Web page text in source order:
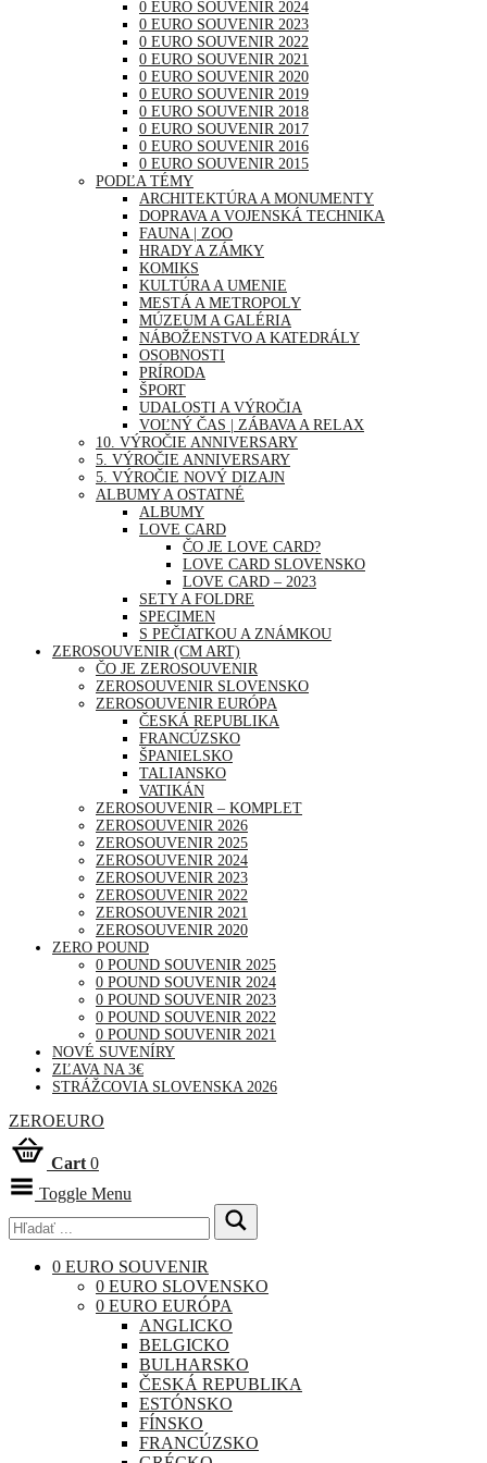
0 EURO SOUVENIR 2024
0 EURO SOUVENIR 2023
0 EURO SOUVENIR 2022
0 EURO SOUVENIR 2021
0 EURO SOUVENIR 2020
0 EURO SOUVENIR 2019
0 EURO SOUVENIR 2018
0 EURO SOUVENIR 2017
0 EURO SOUVENIR 2016
0 EURO SOUVENIR 2015
PODĽA TÉMY
ARCHITEKTÚRA A MONUMENTY
DOPRAVA A VOJENSKÁ TECHNIKA
FAUNA | ZOO
HRADY A ZÁMKY
KOMIKS
KULTÚRA A UMENIE
MESTÁ A METROPOLY
MÚZEUM A GALÉRIA
NÁBOŽENSTVO A KATEDRÁLY
OSOBNOSTI
PRÍRODA
ŠPORT
UDALOSTI A VÝROČIA
VOĽNÝ ČAS | ZÁBAVA A RELAX
10. VÝROČIE ANNIVERSARY
5. VÝROČIE ANNIVERSARY
5. VÝROČIE NOVÝ DIZAJN
ALBUMY A OSTATNÉ
ALBUMY
LOVE CARD
ČO JE LOVE CARD?
LOVE CARD SLOVENSKO
LOVE CARD – 2023
SETY A FOLDRE
SPECIMEN
S PEČIATKOU A ZNÁMKOU
ZEROSOUVENIR (CM ART)
ČO JE ZEROSOUVENIR
ZEROSOUVENIR SLOVENSKO
ZEROSOUVENIR EURÓPA
ČESKÁ REPUBLIKA
FRANCÚZSKO
ŠPANIELSKO
TALIANSKO
VATIKÁN
ZEROSOUVENIR – KOMPLET
ZEROSOUVENIR 2026
ZEROSOUVENIR 2025
ZEROSOUVENIR 2024
ZEROSOUVENIR 2023
ZEROSOUVENIR 2022
ZEROSOUVENIR 2021
ZEROSOUVENIR 2020
ZERO POUND
0 POUND SOUVENIR 2025
0 POUND SOUVENIR 2024
0 POUND SOUVENIR 2023
0 POUND SOUVENIR 2022
0 POUND SOUVENIR 2021
NOVÉ SUVENÍRY
ZĽAVA NA 3€
STRÁŽCOVIA SLOVENSKA 2026
ZEROEURO
Cart 0
Toggle Menu
0 EURO SOUVENIR
0 EURO SLOVENSKO
0 EURO EURÓPA
ANGLICKO
BELGICKO
BULHARSKO
ČESKÁ REPUBLIKA
ESTÓNSKO
FÍNSKO
FRANCÚZSKO